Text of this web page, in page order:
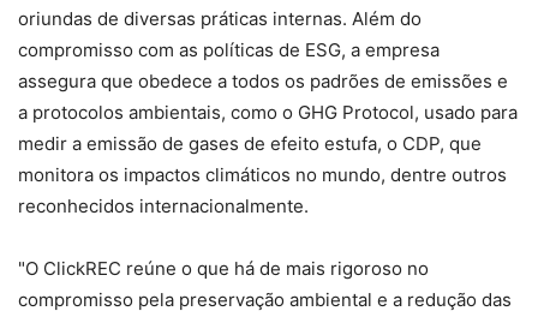
oriundas de diversas práticas internas. Além do
compromisso com as políticas de ESG, a empresa
assegura que obedece a todos os padrões de emissões e
a protocolos ambientais, como o GHG Protocol, usado para
medir a emissão de gases de efeito estufa, o CDP, que
monitora os impactos climáticos no mundo, dentre outros
reconhecidos internacionalmente.
"O ClickREC reúne o que há de mais rigoroso no
compromisso pela preservação ambiental e a redução das